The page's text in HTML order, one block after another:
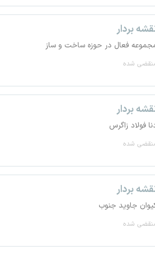
بردار
فعال در حوزه ساخت و ساز
شده
بردار
فولاد زاگرس
شده
بردار
جاوید جنوب
شده